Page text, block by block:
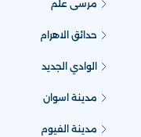
مرسى علم
حدائق الاهرام
الوادي الجديد
مدينة اسوان
مدينة الفيوم